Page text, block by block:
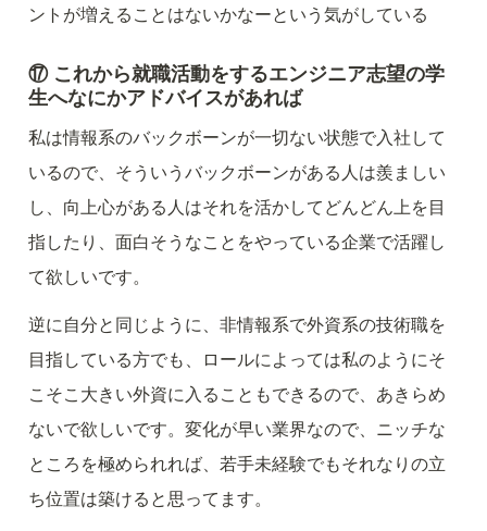
ントが増えることはないかなーという気がしている
⑰ これから就職活動をするエンジニア志望の学
生へなにかアドバイスがあれば
私は情報系のバックボーンが一切ない状態で入社して
いるので、そういうバックボーンがある人は羨ましい
し、向上心がある人はそれを活かしてどんどん上を目
指したり、面白そうなことをやっている企業で活躍し
て欲しいです。
逆に自分と同じように、非情報系で外資系の技術職を
目指している方でも、ロールによっては私のようにそ
こそこ大きい外資に入ることもできるので、あきらめ
ないで欲しいです。変化が早い業界なので、ニッチな
ところを極められれば、若手未経験でもそれなりの立
ち位置は築けると思ってます。